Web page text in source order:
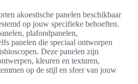
akoestische panelen beschikbaar
op jouw specifieke behoeften.
plafondpanelen,
panelen die speciaal ontworpen
Deze panelen zijn
kleuren en texturen,
op de stijl en sfeer van jouw